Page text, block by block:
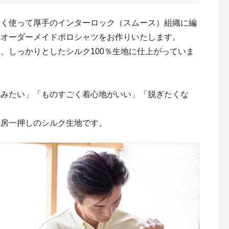
使って厚手のインターロック（スムース）組織に編
ーダーメイドポロシャツをお作りいたします。
しっかりとしたシルク100％生地に仕上がっていま
たい」「ものすごく着心地がいい」「脱ぎたくな
一押しのシルク生地です。